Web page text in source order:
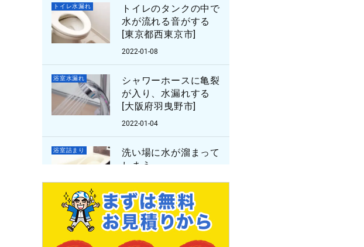
トイレ水漏れ
トイレのタンクの中で
水が流れる音がする
[東京都西東京市]
2022-01-08
浴室水漏れ
シャワーホースに亀裂
が入り、水漏れする
[大阪府羽曳野市]
2022-01-04
浴室詰まり
洗い場に水が溜まって
しまう
2022-01-03
トイレ水漏れ
トイレの水がちょろち